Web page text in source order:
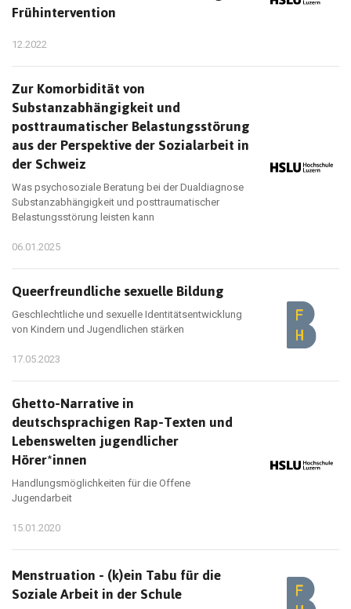
Frühintervention
12.2022
Zur Komorbidität von
Substanzabhängigkeit und
posttraumatischer Belastungsstörung
aus der Perspektive der Sozialarbeit in
der Schweiz
Was psychosoziale Beratung bei der Dualdiagnose
Substanzabhängigkeit und posttraumatischer
Belastungsstörung leisten kann
06.01.2025
Queerfreundliche sexuelle Bildung
Geschlechtliche und sexuelle Identitätsentwicklung
von Kindern und Jugendlichen stärken
17.05.2023
Ghetto-Narrative in
deutschsprachigen Rap-Texten und
Lebenswelten jugendlicher
Hörer*innen
Handlungsmöglichkeiten für die Offene
Jugendarbeit
15.01.2020
Menstruation - (k)ein Tabu für die
Soziale Arbeit in der Schule